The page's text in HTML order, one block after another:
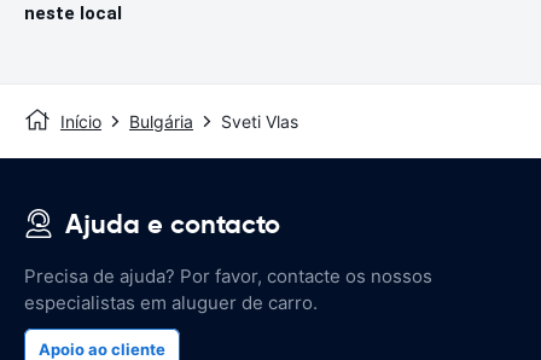
neste local
Início Bulgária Sveti Vlas
Ajuda e contacto
Precisa de ajuda? Por favor, contacte os nossos
especialistas em aluguer de carro.
Apoio ao cliente